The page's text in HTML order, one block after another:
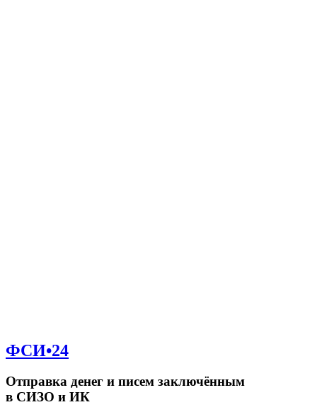
ФСИ•24
Отправка денег и писем заключённым
в СИЗО и ИК